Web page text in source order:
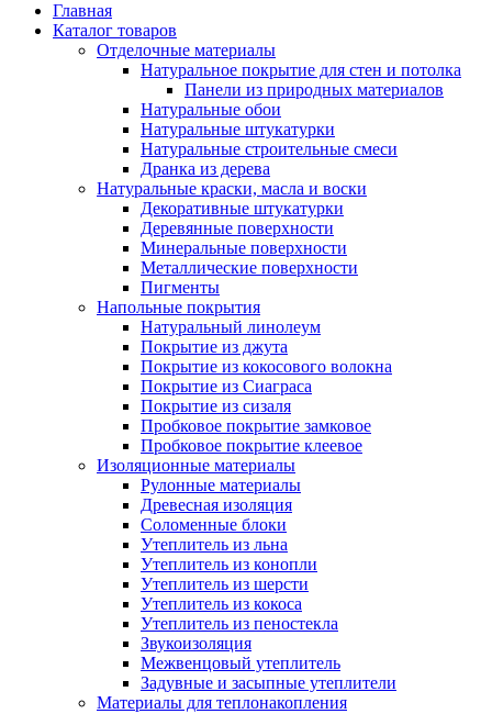
Главная
Каталог товаров
Отделочные материалы
Натуральное покрытие для стен и потолка
Панели из природных материалов
Натуральные обои
Натуральные штукатурки
Натуральные строительные смеси
Дранка из дерева
Натуральные краски, масла и воски
Декоративные штукатурки
Деревянные поверхности
Минеральные поверхности
Металлические поверхности
Пигменты
Напольные покрытия
Натуральный линолеум
Покрытие из джута
Покрытие из кокосового волокна
Покрытие из Сиаграса
Покрытие из сизаля
Пробковое покрытие замковое
Пробковое покрытие клеевое
Изоляционные материалы
Рулонные материалы
Древесная изоляция
Соломенные блоки
Утеплитель из льна
Утеплитель из конопли
Утеплитель из шерсти
Утеплитель из кокоса
Утеплитель из пеностекла
Звукоизоляция
Межвенцовый утеплитель
Задувные и засыпные утеплители
Материалы для теплонакопления